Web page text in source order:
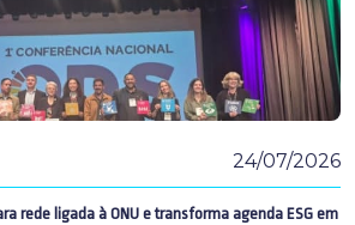
24/07/2026
rede ligada à ONU e transforma agenda ESG em